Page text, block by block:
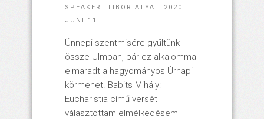
SPEAKER: TIBOR ATYA | 2020.
JUNI 11
Ünnepi szentmisére gyűltünk
össze Ulmban, bár ez alkalommal
elmaradt a hagyományos Úrnapi
körmenet. Babits Mihály:
Eucharistia című versét
választottam elmélkedésem